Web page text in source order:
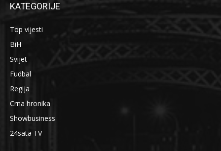
KATEGORIJE
Top vijesti
BiH
Svijet
Fudbal
Regija
Crna hronika
Showbusiness
24sata TV